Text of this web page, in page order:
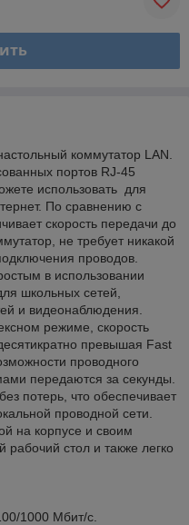
коммутатор LAN.
портов RJ-45
использовать для
По сравнению с
скорость передачи до
не требует никакой
проводов.
в использовании
школьных сетей,
и видеонаблюдения.
режиме, скорость
превышая Fast
проводного
передаются за секунды.
потерь, что обеспечивает
проводной сети.
на корпусе и своим
стол и также легко
1000 Мбит/с.